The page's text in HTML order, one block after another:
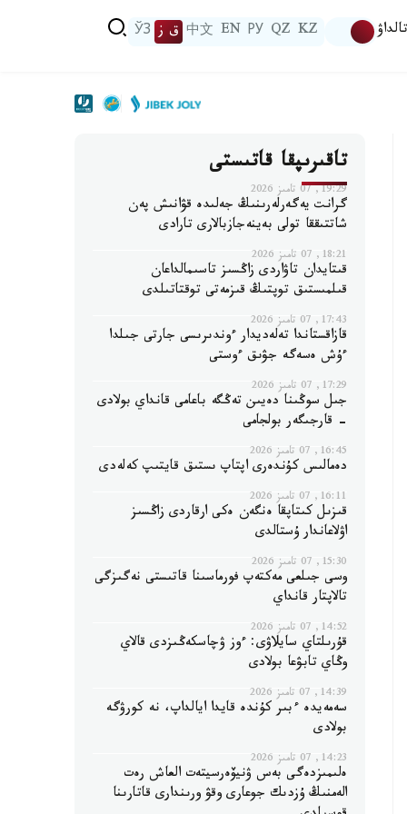
تالداۋ KZ
QZ
РУ
EN
中文 ق ز ЎЗ
تاقىرىپقا قاتىستى
19:29, 07 تامىز 2026
گرانت يەگەرلەرىنىڭ جەلىدە قۋانىش پەن
شاتتىققا تولى بەينەجازبالارى تارادى
18:21, 07 تامىز 2026
قىتايدان تاۋاردى زاڭسىز تاسىمالداعان
قىلمىستىق توپتىڭ قىزمەتى توقتاتىلدى
17:43, 07 تامىز 2026
قازاقستاندا تەلەديدار ءوندىرىسى جارتى جىلدا
ءۇش ەسەگە جۋىق ءوستى
17:29, 07 تامىز 2026
جىل سوڭىنا دەيىن تەڭگە باعامى قانداي بولادى
- قارجىگەر بولجامى
16:45, 07 تامىز 2026
دەمالىس كۇندەرى اپتاپ ىستىق قايتىپ كەلەدى
16:11, 07 تامىز 2026
قىزىل كىتاپقا ەنگەن ەكى ارقاردى زاڭسىز
اۋلاعاندار ۇستالدى
15:30, 07 تامىز 2026
وسى جىلعى مەكتەپ فورماسىنا قاتىستى نەگىزگى
تالاپتار قانداي
14:52, 07 تامىز 2026
قۇرىلتاي سايلاۋى: ءوز ۋچاسكەڭىزدى قالاي
وڭاي تابۋعا بولادى
14:39, 07 تامىز 2026
سەمەيدە ءبىر كۇندە قايدا ايالداپ، نە كورۋگە
بولادى
14:23, 07 تامىز 2026
ەلىمىزدەگى بەس ۋنيۆەرسيتەت العاش رەت
الەمنىڭ ۇزدىك جوعارى وقۋ ورىندارى قاتارىنا